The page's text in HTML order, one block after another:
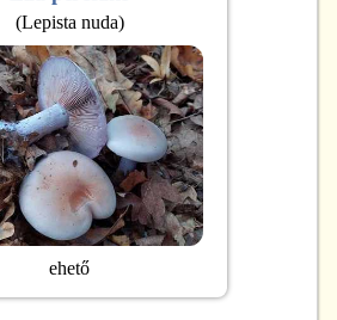
(Lepista nuda)
ehető